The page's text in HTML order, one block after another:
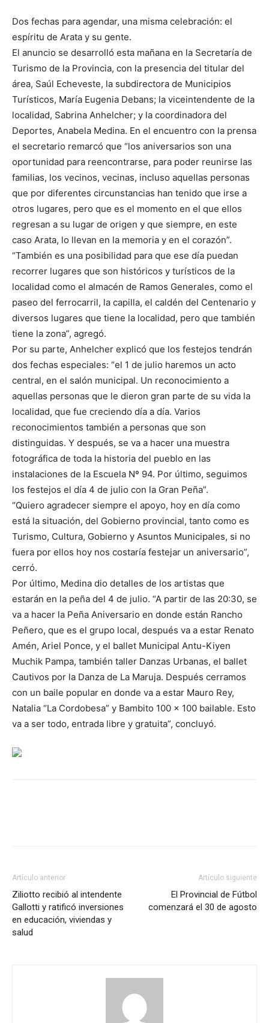
Dos fechas para agendar, una misma celebración: el
espíritu de Arata y su gente.
El anuncio se desarrolló esta mañana en la Secretaría de
Turismo de la Provincia, con la presencia del titular del
área, Saúl Echeveste, la subdirectora de Municipios
Turísticos, María Eugenia Debans; la viceintendente de la
localidad, Sabrina Anhelcher; y la coordinadora del
Deportes, Anabela Medina. En el encuentro con la prensa
el secretario remarcó que “los aniversarios son una
oportunidad para reencontrarse, para poder reunirse las
familias, los vecinos, vecinas, incluso aquellas personas
que por diferentes circunstancias han tenido que irse a
otros lugares, pero que es el momento en el que ellos
regresan a su lugar de origen y que siempre, en este
caso Arata, lo llevan en la memoria y en el corazón”.
“También es una posibilidad para que ese día puedan
recorrer lugares que son históricos y turísticos de la
localidad como el almacén de Ramos Generales, como el
paseo del ferrocarril, la capilla, el caldén del Centenario y
diversos lugares que tiene la localidad, pero que también
tiene la zona”, agregó.
Por su parte, Anhelcher explicó que los festejos tendrán
dos fechas especiales: “el 1 de julio haremos un acto
central, en el salón municipal. Un reconocimiento a
aquellas personas que le dieron gran parte de su vida la
localidad, que fue creciendo día a día. Varios
reconocimientos también a personas que son
distinguidas. Y después, se va a hacer una muestra
fotográfica de toda la historia del pueblo en las
instalaciones de la Escuela Nº 94. Por último, seguimos
los festejos el día 4 de julio con la Gran Peña”.
“Quiero agradecer siempre el apoyo, hoy en día como
está la situación, del Gobierno provincial, tanto como es
Turismo, Cultura, Gobierno y Asuntos Municipales, si no
fuera por ellos hoy nos costaría festejar un aniversario”,
cerró.
Por último, Medina dio detalles de los artistas que
estarán en la peña del 4 de julio. “A partir de las 20:30, se
va a hacer la Peña Aniversario en donde están Rancho
Peñero, que es el grupo local, después va a estar Renato
Amén, Ariel Ponce, y el ballet Municipal Antu-Kiyen
Muchik Pampa, también taller Danzas Urbanas, el ballet
Cautivos por la Danza de La Maruja. Después cerramos
con un baile popular en donde va a estar Mauro Rey,
Natalia “La Cordobesa” y Bambito 100 x 100 bailable. Esto
va a ser todo, entrada libre y gratuita”, concluyó.
Artículo anterior
Ziliotto recibió al intendente
Gallotti y ratificó inversiones
en educación, viviendas y
salud
Artículo siguiente
El Provincial de Fútbol
comenzará el 30 de agosto